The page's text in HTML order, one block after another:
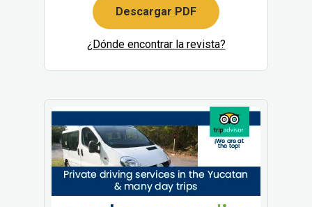
Descargar PDF
¿Dónde encontrar la revista?